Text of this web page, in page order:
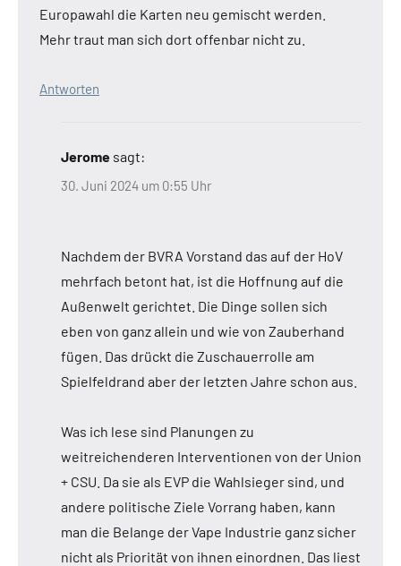
Europawahl die Karten neu gemischt werden.
Mehr traut man sich dort offenbar nicht zu.
Antworten
Jerome sagt:
30. Juni 2024 um 0:55 Uhr
Nachdem der BVRA Vorstand das auf der HoV
mehrfach betont hat, ist die Hoffnung auf die
Außenwelt gerichtet. Die Dinge sollen sich
eben von ganz allein und wie von Zauberhand
fügen. Das drückt die Zuschauerrolle am
Spielfeldrand aber der letzten Jahre schon aus.
Was ich lese sind Planungen zu
weitreichenderen Interventionen von der Union
+ CSU. Da sie als EVP die Wahlsieger sind, und
andere politische Ziele Vorrang haben, kann
man die Belange der Vape Industrie ganz sicher
nicht als Priorität von ihnen einordnen. Das liest